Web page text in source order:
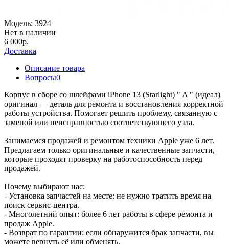
Модель: 3924
Нет в наличии
6 000р.
Доставка
Описание товара
Вопросы0
Корпус в сборе со шлейфами iPhone 13 (Starlight) " A " (идеал)
оригинал — деталь для ремонта и восстановления корректной
работы устройства. Помогает решить проблему, связанную с
заменой или неисправностью соответствующего узла.
Занимаемся продажей и ремонтом техники Apple уже 6 лет.
Предлагаем только оригинальные и качественные запчасти,
которые проходят проверку на работоспособность перед
продажей.
Почему выбирают нас:
- Установка запчастей на месте: не нужно тратить время на
поиск сервис-центра.
- Многолетний опыт: более 6 лет работы в сфере ремонта и
продаж Apple.
- Возврат по гарантии: если обнаружится брак запчасти, вы
можете вернуть её или обменять.